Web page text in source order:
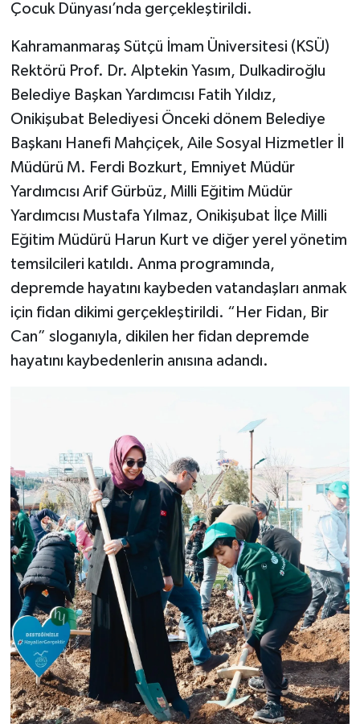
Çocuk Dünyası’nda gerçekleştirildi.
Kahramanmaraş Sütçü İmam Üniversitesi (KSÜ)
Rektörü Prof. Dr. Alptekin Yasım, Dulkadiroğlu
Belediye Başkan Yardımcısı Fatih Yıldız,
Onikişubat Belediyesi Önceki dönem Belediye
Başkanı Hanefi Mahçiçek, Aile Sosyal Hizmetler İl
Müdürü M. Ferdi Bozkurt, Emniyet Müdür
Yardımcısı Arif Gürbüz, Milli Eğitim Müdür
Yardımcısı Mustafa Yılmaz, Onikişubat İlçe Milli
Eğitim Müdürü Harun Kurt ve diğer yerel yönetim
temsilcileri katıldı. Anma programında,
depremde hayatını kaybeden vatandaşları anmak
için fidan dikimi gerçekleştirildi. “Her Fidan, Bir
Can” sloganıyla, dikilen her fidan depremde
hayatını kaybedenlerin anısına adandı.
YAŞAM
KÜLTÜR SANAT